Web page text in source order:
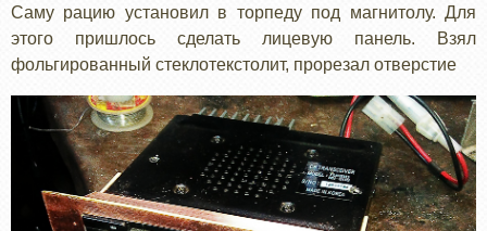
Саму рацию установил в торпеду под магнитолу. Для
этого пришлось сделать лицевую панель. Взял
фольгированный стеклотекстолит, прорезал отверстие